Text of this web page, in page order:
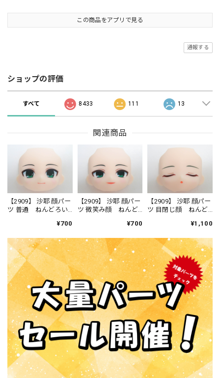
この商品をアプリで見る
通報する
ショップの評価
すべて 8433 111 13
関連商品
【2909】 沙耶 顔パー
ツ 普通 ねんどろい
¥700
【2909】 沙耶 顔パー
ツ 微笑み顔 ねんど
¥700
【2909】 沙耶 顔パー
ツ 目閉じ顔 ねんど
¥1,100